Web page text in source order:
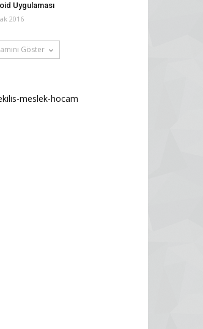
Uygulaması
2016
Göster